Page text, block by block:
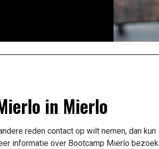
in Mierlo
reden contact op wilt nemen, dan kun
informatie over Bootcamp Mierlo bezoek